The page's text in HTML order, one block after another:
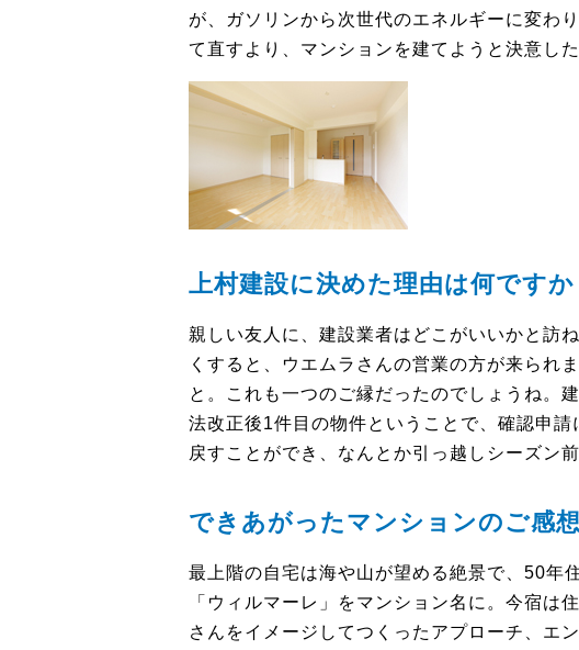
が、ガソリンから次世代のエネルギーに変わ
て直すより、マンションを建てようと決意した
上村建設に決めた理由は何ですか
親しい友人に、建設業者はどこがいいかと訪
くすると、ウエムラさんの営業の方が来られ
と。これも一つのご縁だったのでしょうね。
法改正後1件目の物件ということで、確認申
戻すことができ、なんとか引っ越しシーズン
できあがったマンションのご感
最上階の自宅は海や山が望める絶景で、50年
「ウィルマーレ」をマンション名に。今宿は
さんをイメージしてつくったアプローチ、エ